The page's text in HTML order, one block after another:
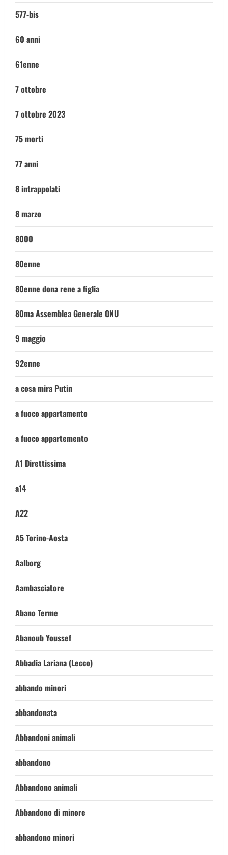
577-bis
60 anni
61enne
7 ottobre
7 ottobre 2023
75 morti
77 anni
8 intrappolati
8 marzo
8000
80enne
80enne dona rene a figlia
80ma Assemblea Generale ONU
9 maggio
92enne
a cosa mira Putin
a fuoco appartamento
a fuoco appartemento
A1 Direttissima
a14
A22
A5 Torino-Aosta
Aalborg
Aambasciatore
Abano Terme
Abanoub Youssef
Abbadia Lariana (Lecco)
abbando minori
abbandonata
Abbandoni animali
abbandono
Abbandono animali
Abbandono di minore
abbandono minori